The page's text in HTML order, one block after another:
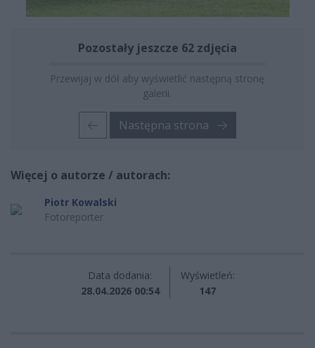
Pozostały jeszcze 62 zdjęcia
Przewijaj w dół aby wyświetlić następną stronę
galerii.
Następna strona
Więcej o autorze / autorach:
Piotr Kowalski
Fotoreporter
Data dodania:
28.04.2026 00:54
Wyświetleń:
147